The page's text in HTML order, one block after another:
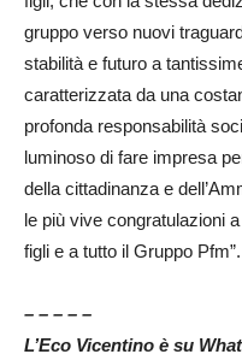
gruppo verso nuovi
stabilità e futuro a
caratterizzata da una
profonda responsabilità
luminoso di fare impresa
della cittadinanza e
le più vive congratulazioni
figli e a tutto il Gruppo Pfm”.
– – – – –
L’Eco Vicentino è su